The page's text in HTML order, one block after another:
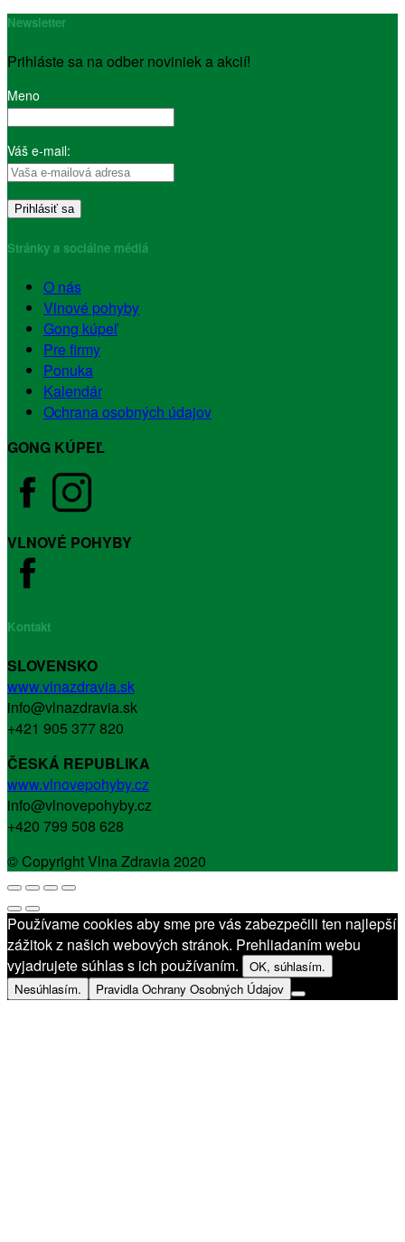
Newsletter
Prihláste sa na odber noviniek a akcií!
Meno
Váš e-mail:
Stránky a sociálne médiá
O nás
Vlnové pohyby
Gong kúpeľ
Pre firmy
Ponuka
Kalendár
Ochrana osobných údajov
GONG KÚPEĽ
VLNOVÉ POHYBY
Kontakt
SLOVENSKO
www.vlnazdravia.sk
info@vlnazdravia.sk
+421 905 377 820
ČESKÁ REPUBLIKA
www.vlnovepohyby.cz
info@vlnovepohyby.cz
+420 799 508 628
© Copyright Vlna Zdravia 2020
Používame cookies aby sme pre vás zabezpečili ten najlepší
zážitok z našich webových stránok. Prehliadaním webu
vyjadrujete súhlas s ich používaním.
OK, súhlasím.
Nesúhlasím.
Pravidla Ochrany Osobných Údajov